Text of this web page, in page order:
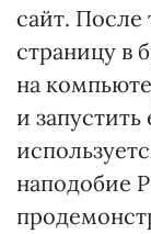
сайт. После
страницу в
на
и запустить
наподобие